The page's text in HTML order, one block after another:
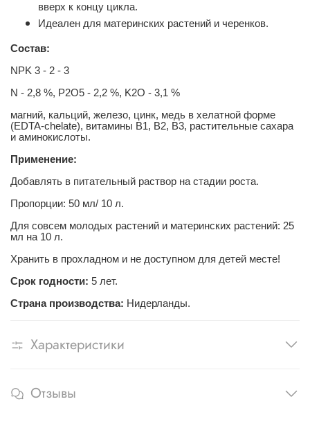
вверх к концу цикла.
Идеален для материнских растений и черенков.
Состав:
NPK 3 - 2 - 3
N - 2,8 %, P2O5 - 2,2 %, K2O - 3,1 %
магний, кальций, железо, цинк, медь в хелатной форме
(EDTA-chelate), витамины B1, B2, B3, растительные сахара
и аминокислоты.
Применение:
Добавлять в питательный раствор на стадии роста.
Пропорции: 50 мл/ 10 л.
Для совсем молодых растений и материнских растений: 25
мл на 10 л.
Хранить в прохладном и не доступном для детей месте!
Срок годности: 5 лет.
Страна производства: Нидерланды.
Характеристики
Отзывы